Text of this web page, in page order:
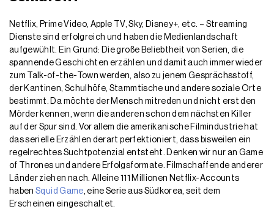
Netflix, Prime Video, Apple TV, Sky, Disney+, etc. – Streaming
Dienste sind erfolgreich und haben die Medienlandschaft
aufgewühlt. Ein Grund: Die große Beliebtheit von Serien, die
spannende Geschichten erzählen und damit auch immer wieder
zum Talk-of-the-Town werden, also zu jenem Gesprächsstoff,
der Kantinen, Schulhöfe, Stammtische und andere soziale Orte
bestimmt. Da möchte der Mensch mitreden und nicht erst den
Mörder kennen, wenn die anderen schon dem nächsten Killer
auf der Spur sind. Vor allem die amerikanische Filmindustrie hat
das serielle Erzählen derart perfektioniert, dass bisweilen ein
regelrechtes Suchtpotenzial entsteht. Denken wir nur an Game
of Thrones und andere Erfolgsformate. Filmschaffende anderer
Länder ziehen nach. Alleine 111 Millionen Netflix-Accounts
habenSquid Game, eine Serie aus Südkorea, seit dem
Erscheinen eingeschaltet.